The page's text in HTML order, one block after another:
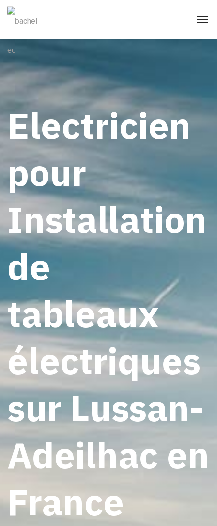
Electricien
pour
Installation
de
tableaux
électriques
sur Lussan-
Adeilhac en
France